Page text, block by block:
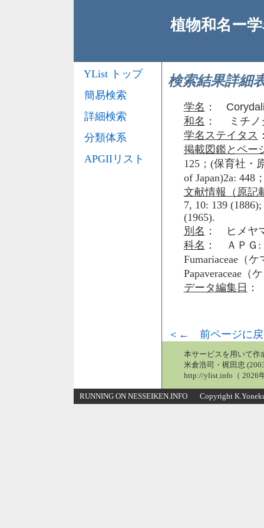
植物和名ー
検索結果詳細
学名 ：
和名 ： ミチノ
学名ステイタス
掲載図鑑とペー
125；(保育社・
of Japan)2a: 448
文献情報（原記
7, 10: 139
(1965).
別名 ： ヒメヤ
科名 ： ＡＰＧ:
Fumariaceae（
Papaveraceae（
データ編集日
＜← 前ページに戻
YList トップ
簡易検索
詳細検索
分類体系
APGIIリスト
本サービスを用いて作
米倉浩司・梶田忠
http://ylist.info（ 2026
RUNNING ON NESSEIKEN.INFO Copyright